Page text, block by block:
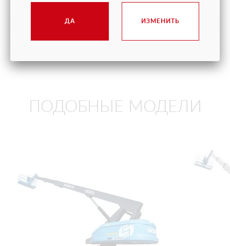
135 л
ПОДОБНЫЕ МОДЕЛИ
ДА ИЗМЕНИТЬ